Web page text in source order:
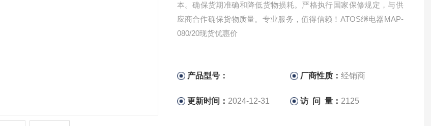
本。确保货期准确和降低货物损耗。严格执行国家保修规定，与供
应商合作确保货物质量。专业服务，值得信赖！ATOS继电器MAP-
080/20现货优惠价
产品型号： 厂商性质：经销商
更新时间： 2024-12-31 访 问 量： 2125